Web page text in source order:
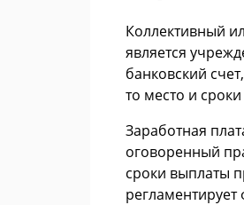
Коллективный
является
банковский
то место и
Заработная
оговоренный
сроки выплаты